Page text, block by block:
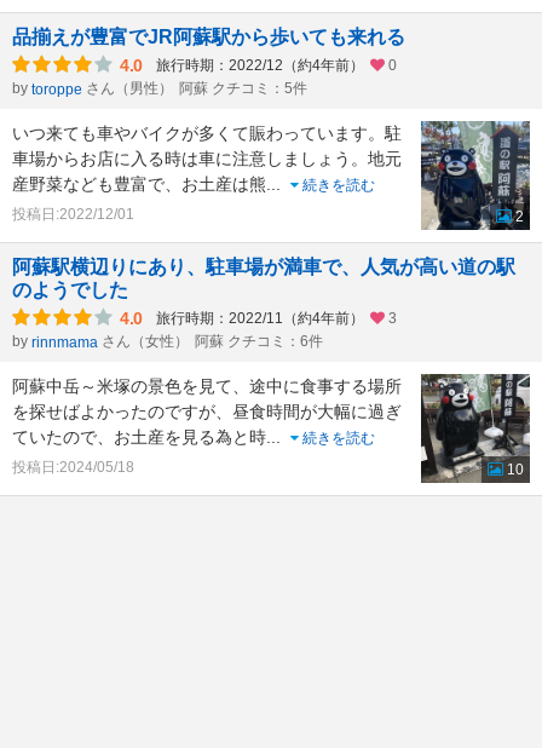
品揃えが豊富でJR阿蘇駅から歩いても来れる
4.0 旅行時期：2022/12（約4年前）
0
by toroppe さん（男性） 阿蘇 クチコミ：5件
いつ来ても車やバイクが多くて賑わっています。駐
車場からお店に入る時は車に注意しましょう。地元
産野菜なども豊富で、お土産は熊...
続きを読む
投稿日:2022/12/01
2
阿蘇駅横辺りにあり、駐車場が満車で、人気が高い道の駅
のようでした
4.0 旅行時期：2022/11（約4年前）
3
by rinnmama さん（女性） 阿蘇 クチコミ：6件
阿蘇中岳～米塚の景色を見て、途中に食事する場所
を探せばよかったのですが、昼食時間が大幅に過ぎ
ていたので、お土産を見る為と時...
続きを読む
投稿日:2024/05/18
10